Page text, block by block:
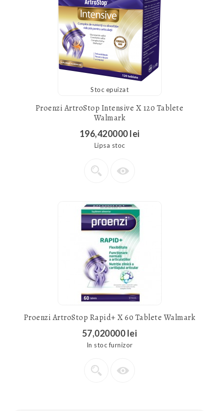
Stoc epuizat
Proenzi ArtroStop Intensive X 120 Tablete
Walmark
196,420000 lei
Lipsa stoc
Proenzi ArtroStop Rapid+ X 60 Tablete Walmark
57,020000 lei
In stoc furnizor